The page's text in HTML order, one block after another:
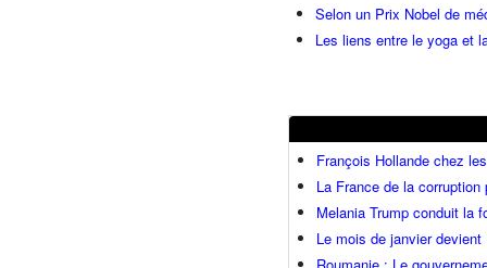
Selon un Prix Nobel de
Les liens entre le yoga et
François Hollande chez
La France de la
Melania Trump conduit la
Le mois de janvier